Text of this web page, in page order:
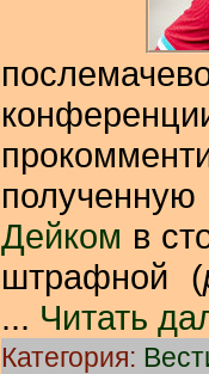
Дейком в
штрафной (
... Читать
Категория: